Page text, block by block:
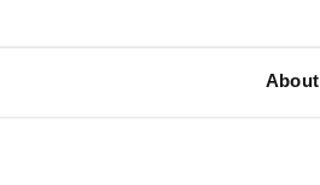
About
maakt van de
mag zijn als een
door de